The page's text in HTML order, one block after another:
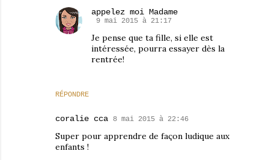
RÉPONDRE
appelez moi Madame
9 mai 2015 à 21:17
Je pense que ta fille, si elle est
intéressée, pourra essayer dès la
rentrée!
coralie cca 8 mai 2015 à 22:46
Super pour apprendre de façon ludique aux
enfants !